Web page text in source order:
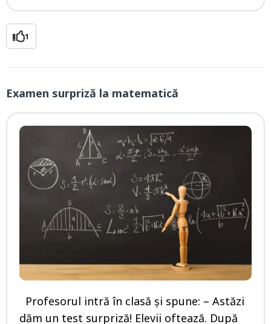
1
Examen surpriză la matematică
Profesorul intră în clasă și spune: – Astăzi
dăm un test surpriză! Elevii oftează. După